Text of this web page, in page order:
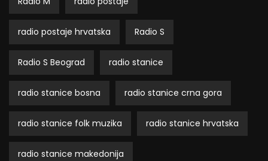
radio postaje hrvatska Radio S
Radio S Beograd radio stanice
radio stanice bosna radio stanice crna gora
radio stanice folk muzika radio stanice hrvatska
radio stanice makedonija